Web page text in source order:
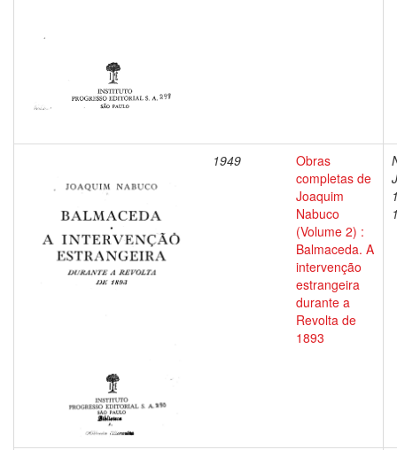
1949
Obras
completas de
Joaquim
Nabuco
(Volume 2) :
Balmaceda. A
intervenção
estrangeira
durante a
Revolta de
1893